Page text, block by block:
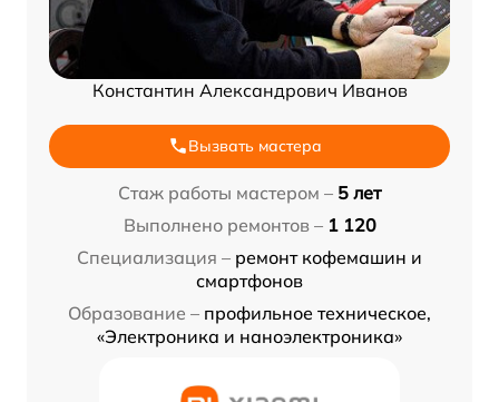
Константин Александрович Иванов
Вызвать мастера
Стаж работы мастером – 5 лет
Выполнено ремонтов – 1 120
Специализация – ремонт кофемашин и
смартфонов
Образование – профильное техническое,
«Электроника и наноэлектроника»